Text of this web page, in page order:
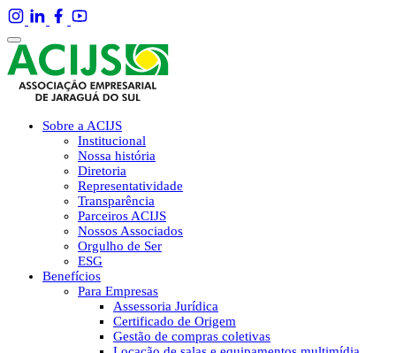
Sobre a ACIJS
Institucional
Nossa história
Diretoria
Representatividade
Transparência
Parceiros ACIJS
Nossos Associados
Orgulho de Ser
ESG
Benefícios
Para Empresas
Assessoria Jurídica
Certificado de Origem
Gestão de compras coletivas